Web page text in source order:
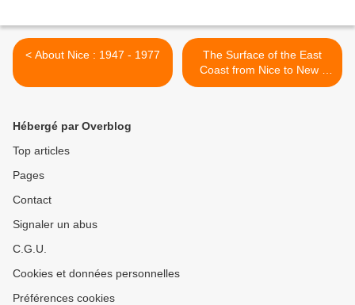
< About Nice : 1947 - 1977
The Surface of the East
Coast from Nice to New -
York >
Hébergé par Overblog
Top articles
Pages
Contact
Signaler un abus
C.G.U.
Cookies et données personnelles
Préférences cookies